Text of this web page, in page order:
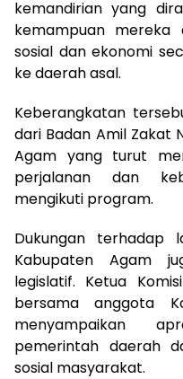
kemandirian yang
kemampuan mereka
sosial dan ekonomi
ke daerah asal.
Keberangkatan
dari Badan Amil Zakat
Agam yang turut
perjalanan dan
mengikuti program.
Dukungan terhadap
Kabupaten Agam
legislatif. Ketua
bersama anggota
menyampaikan
pemerintah daerah
sosial masyarakat.